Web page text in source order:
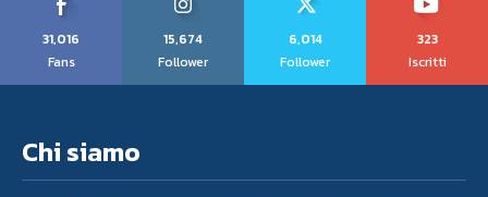
31,016
Fans
15,674
Follower
6,014
Follower
323
Iscritti
Chi siamo